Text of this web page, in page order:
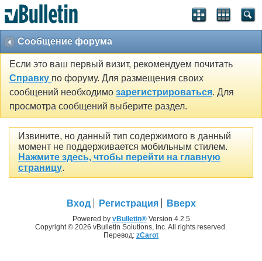
Сообщение форума
Если это ваш первый визит, рекомендуем почитать
Справку по форуму. Для размещения своих
сообщений необходимо зарегистрироваться. Для
просмотра сообщений выберите раздел.
Извините, но данный тип содержимого в данный
момент не поддерживается мобильным стилем.
Нажмите здесь, чтобы перейти на главную
страницу.
Вход Регистрация Вверх
Powered by vBulletin®Version 4.2.5
Copyright © 2026 vBulletin Solutions, Inc. All rights reserved.
Перевод: zCarot